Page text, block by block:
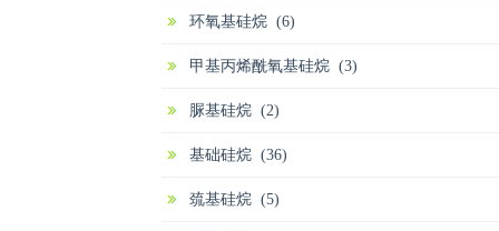
环氧基硅烷 (6)
甲基丙烯酰氧基硅烷 (3)
脲基硅烷 (2)
基础硅烷 (36)
巯基硅烷 (5)